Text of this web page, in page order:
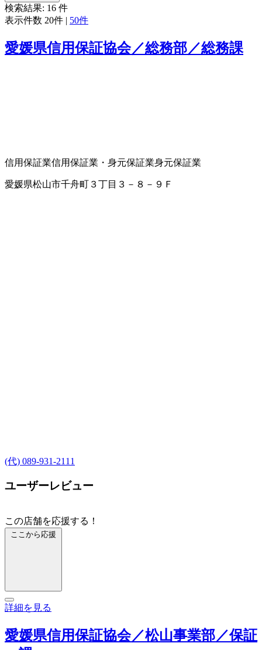
検索結果: 16 件
表示件数 20件 | 50件
愛媛県信用保証協会／総務部／総務課
信用保証業信用保証業・身元保証業身元保証業
愛媛県松山市千舟町３丁目３－８－９Ｆ
(代) 089-931-2111
ユーザーレビュー
この店舗を応援する！
ここから応援
詳細を見る
愛媛県信用保証協会／松山事業部／保証